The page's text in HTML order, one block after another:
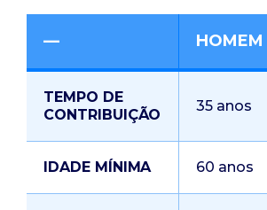
— HOMEM
TEMPO DE
CONTRIBUIÇÃO
35 anos
IDADE MÍNIMA 60 anos